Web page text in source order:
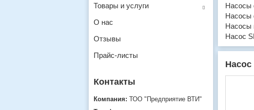
Насосы
Насосы
Насосы
Насос
Насос
Товары и услуги
О нас
Отзывы
Прайс-листы
ТОО "Предприятие ВТИ"